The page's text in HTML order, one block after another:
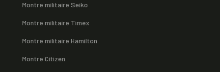
Montre militaire Seiko
Montre militaire Timex
Montre militaire Hamilton
Montre Citizen